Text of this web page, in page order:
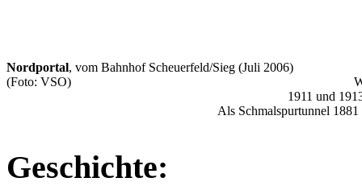
Nordportal, vom Bahnhof Scheuerfeld/Sieg (Juli 2006)
(Foto: VSO)
1911 und
Als Schmalspurtunnel
Geschichte: